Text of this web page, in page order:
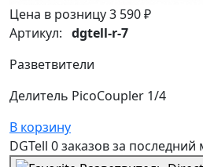
Цена в розницу3 590 ₽
Артикул: dgtell-r-7
Разветвители
Делитель PicoCoupler 1/4
В корзину
DGTell 0 заказовза последний